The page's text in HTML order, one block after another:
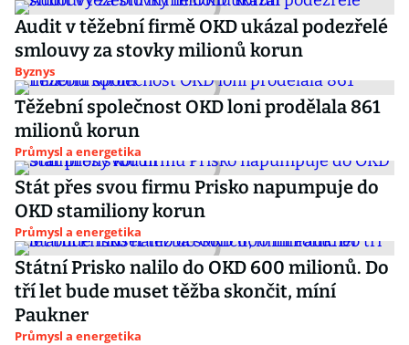
Audit v těžební firmě OKD ukázal podezřelé
smlouvy za stovky milionů korun
Byznys
Těžební společnost OKD loni prodělala 861
milionů korun
Průmysl a energetika
Stát přes svou firmu Prisko napumpuje do
OKD stamiliony korun
Průmysl a energetika
Státní Prisko nalilo do OKD 600 milionů. Do
tří let bude muset těžba skončit, míní
Paukner
Průmysl a energetika